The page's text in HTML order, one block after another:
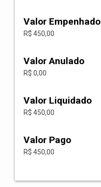
Valor Empenhado
R$ 450,00
Valor Anulado
R$ 0,00
Valor Liquidado
R$ 450,00
Valor Pago
R$ 450,00